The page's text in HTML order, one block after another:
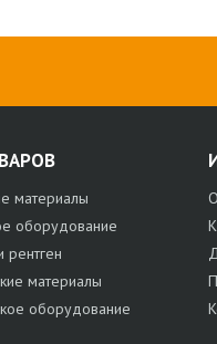
материалы
оборудование
рентген
материалы
оборудование